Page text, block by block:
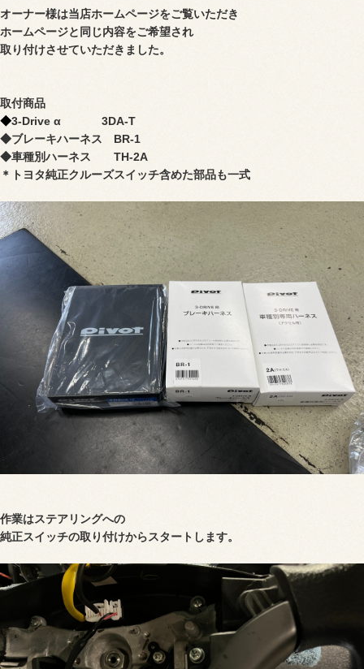
オーナー様は当店ホームページをご覧いただき
ホームページと同じ内容をご希望され
取り付けさせていただきました。
取付商品
◆3-Drive α 3DA-T
◆ブレーキハーネス BR-1
◆車種別ハーネス TH-2A
＊トヨタ純正クルーズスイッチ含めた部品も一式
作業はステアリングへの
純正スイッチの取り付けからスタートします。